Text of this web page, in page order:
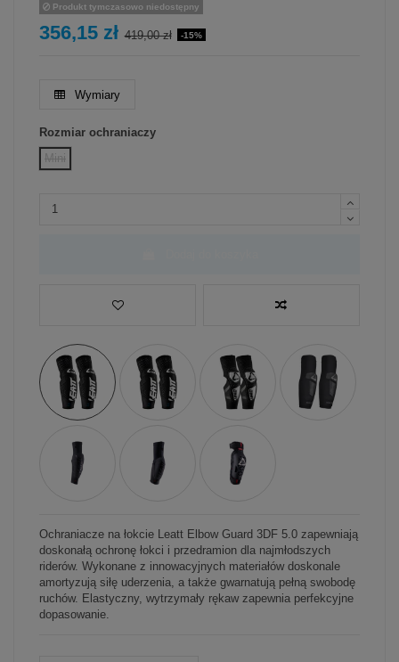
Produkt tymczasowo niedostępny
356,15 zł 419,00 zł -15%
Wymiary
Rozmiar ochraniaczy
Mini
Ochraniacze na łokcie Leatt Elbow Guard 3DF 5.0 zapewniają
doskonałą ochronę łokci i przedramion dla najmłodszych
riderów. Wykonane z innowacyjnych materiałów doskonale
amortyzują siłę uderzenia, a także gwarnatują pełną swobodę
ruchów. Elastyczny, wytrzymały rękaw zapewnia perfekcyjne
dopasowanie.